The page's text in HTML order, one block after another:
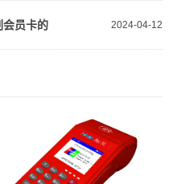
2024-04-12
会员卡的